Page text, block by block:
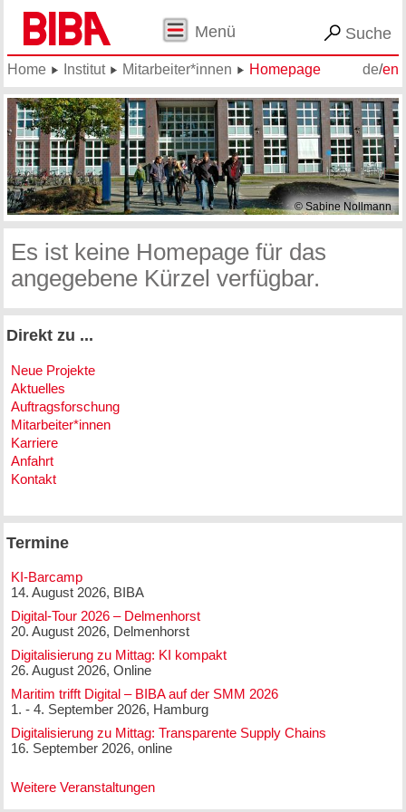
Menü Suche
de/en
Home Institut Mitarbeiter*innen Homepage
© Sabine Nollmann
Es ist keine Homepage für das
angegebene Kürzel verfügbar.
Direkt zu ...
Neue Projekte
Aktuelles
Auftragsforschung
Mitarbeiter*innen
Karriere
Anfahrt
Kontakt
Termine
KI-Barcamp
14. August 2026, BIBA
Digital-Tour 2026 – Delmenhorst
20. August 2026, Delmenhorst
Digitalisierung zu Mittag: KI kompakt
26. August 2026, Online
Maritim trifft Digital – BIBA auf der SMM 2026
1. - 4. September 2026, Hamburg
Digitalisierung zu Mittag: Transparente Supply Chains
16. September 2026, online
Weitere Veranstaltungen